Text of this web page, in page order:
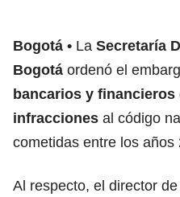
Bogotá La Secretaría
Bogotá ordenó el
bancarios y financieros
infracciones al código
cometidas entre los años
Al respecto, el director de